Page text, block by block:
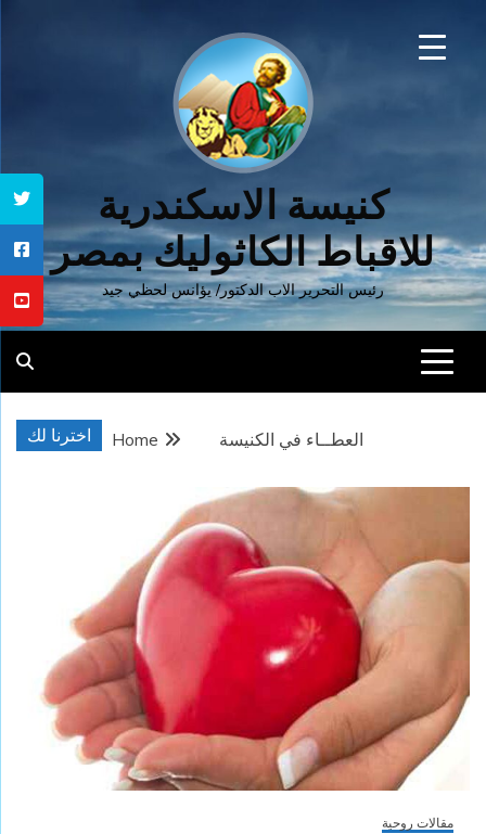
كنيسة الاسكندرية
للاقباط الكاثوليك بمصر
رئيس التحرير الاب الدكتور/ يؤانس لحظي جيد
اخترنا لك Home العطــاء في الكنيسة
مقالات روحية